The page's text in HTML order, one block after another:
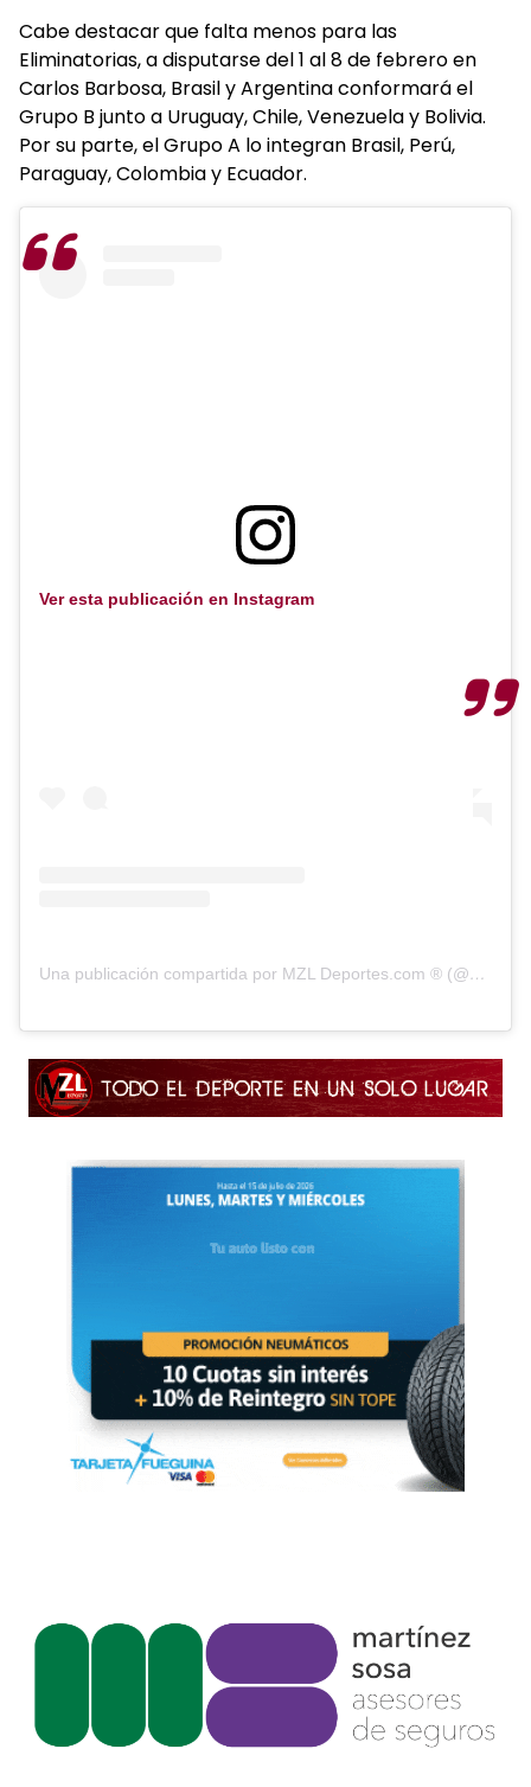
Cabe destacar que falta menos para las
Eliminatorias, a disputarse del 1 al 8 de febrero en
Carlos Barbosa, Brasil y Argentina conformará el
Grupo B junto a Uruguay, Chile, Venezuela y Bolivia.
Por su parte, el Grupo A lo integran Brasil, Perú,
Paraguay, Colombia y Ecuador.
Ver esta publicación en Instagram
Una publicación compartida por MZL Deportes.com ® (@mzl_deportes)